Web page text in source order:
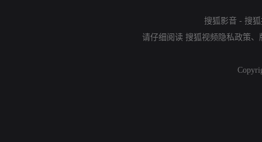
搜狐影音 - 搜
请仔细阅读 搜狐视频隐私政策、